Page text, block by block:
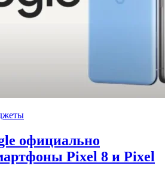
официально
Pixel 8 и Pixel